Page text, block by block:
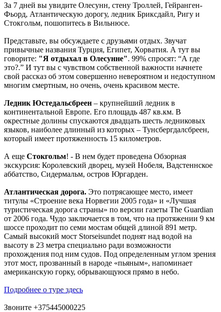
За 7 дней вы увидите Олесунн, стену Троллей, Гейранген-
Фьорд, Атлантическую дорогу, ледник Бриксдайл, Ригу и
Стокгольм, пошопитесь в Вильнюсе.
Представьте, вы обсуждаете с друзьями отдых. Звучат
привычные названия Турция, Египет, Хорватия. А тут вы
говорите: "Я отдыхал в Олесунне". 99% спросят: “А где
это?.” И тут вы с чувством собственной важности начнете
свой рассказ об этом совершенно невероятном и недоступном
многим смертным, но очень, очень красивом месте.
Ледник Юстедальсбреен – крупнейший ледник в
континентальной Европе. Его площадь 487 кв.км. В
окрестные долины спускаются двадцать шесть ледниковых
языков, наиболее длинный из которых – Тунсбергдалсбреен,
который имеет протяженность 15 километров.
А еще Стокгольм! - В нем будет проведена Обзорная
экскурсия: Королевский дворец, музей Нобеля, Вадстеннское
аббатство, Сидермальм, остров Юргарден.
Атлантическая дорога. Это потрясающее место, имеет
титулы «Строение века Норвегии 2005 года» и «Лучшая
туристическая дорога страны» по версии газеты The Guardian
от 2006 года. Чудо заключается в том, что на протяжении 9 км
шоссе проходит по семи мостам общей длиной 891 метр.
Самый высокий мост Storseisundet поднят над водой на
высоту в 23 метра специально ради возможности
прохождения под ним судов. Под определенным углом зрения
этот мост, прозванный в народе «пьяным», напоминает
американскую горку, обрывающуюся прямо в небо.
Подробнее о туре здесь
Звоните +375445000225